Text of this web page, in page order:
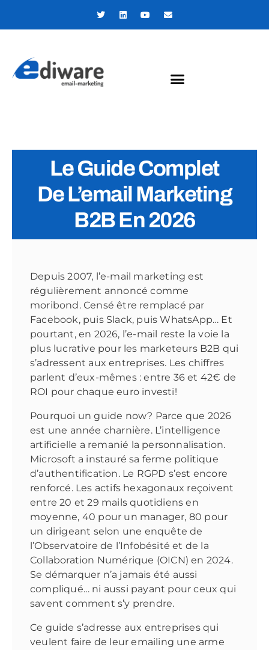
Le Guide Complet
De L’email Marketing
B2B En 2026
Depuis 2007, l’e-mail marketing est
régulièrement annoncé comme
moribond. Censé être remplacé par
Facebook, puis Slack, puis WhatsApp… Et
pourtant, en 2026, l’e-mail reste la voie la
plus lucrative pour les marketeurs B2B qui
s’adressent aux entreprises. Les chiffres
parlent d’eux-mêmes : entre 36 et 42€ de
ROI pour chaque euro investi!
Pourquoi un guide now? Parce que 2026
est une année charnière. L’intelligence
artificielle a remanié la personnalisation.
Microsoft a instauré sa ferme politique
d’authentification. Le RGPD s’est encore
renforcé. Les actifs hexagonaux reçoivent
entre 20 et 29 mails quotidiens en
moyenne, 40 pour un manager, 80 pour
un dirigeant selon une enquête de
l’Observatoire de l’Infobésité et de la
Collaboration Numérique (OICN) en 2024.
Se démarquer n’a jamais été aussi
compliqué… ni aussi payant pour ceux qui
savent comment s’y prendre.
Ce guide s’adresse aux entreprises qui
veulent faire de leur emailing une arme